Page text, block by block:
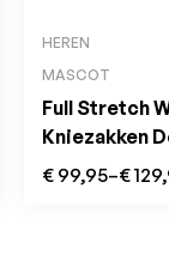
HEREN
MASCOT
Full Stretch
Kniezakken
€ 99,95–€